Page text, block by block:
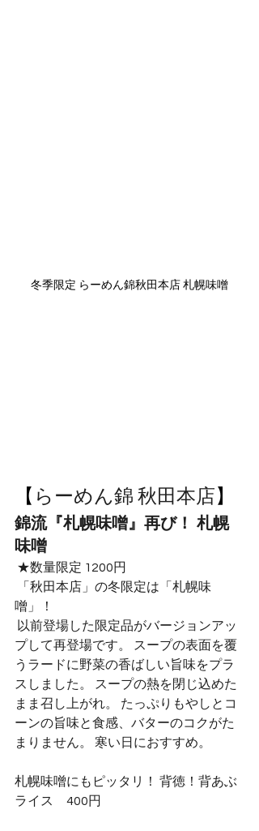
冬季限定 らーめん錦秋田本店 札幌味噌
【 らーめん錦 秋田本店】
錦流『札幌味噌』再び！ 札幌
味噌
★数量限定 1200円
「秋田本店」の冬限定は「札幌味
噌」！
プして再登場です。 スープの表面を覆
うラードに野菜の香ばしい旨味をプラ
スしました。 スープの熱を閉じ込めた
まま召し上がれ。 たっぷりもやしとコ
ーンの旨味と食感、バターのコクがた
まりません。 寒い日におすすめ。
札幌味噌にもピッタリ！ 背徳！背あぶ
ライス　400円